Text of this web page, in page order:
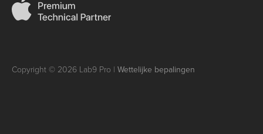
Copyright © 2026 Lab9 Pro | Wettelijke bepalingen